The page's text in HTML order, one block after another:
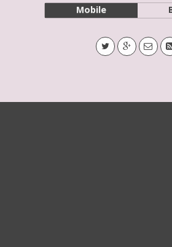
Mobile